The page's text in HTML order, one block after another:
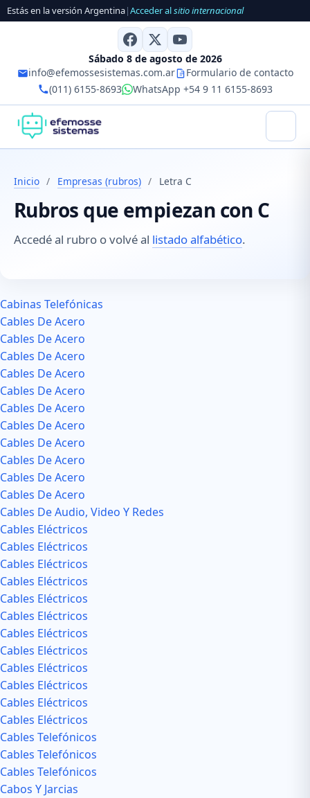
Estás en la versión Argentina|Acceder alsitio internacional
Sábado 8 de agosto de 2026
info@efemossesistemas.com.ar
Formulario de contacto
(011) 6155-8693
WhatsApp +54 9 11 6155-8693
Inicio / Empresas (rubros) / Letra C
Rubros que empiezan con C
Accedé al rubro o volvé al listado alfabético.
Cabinas Telefónicas
Cables De Acero
Cables De Acero
Cables De Acero
Cables De Acero
Cables De Acero
Cables De Acero
Cables De Acero
Cables De Acero
Cables De Acero
Cables De Acero
Cables De Acero
Cables De Audio, Video Y Redes
Cables Eléctricos
Cables Eléctricos
Cables Eléctricos
Cables Eléctricos
Cables Eléctricos
Cables Eléctricos
Cables Eléctricos
Cables Eléctricos
Cables Eléctricos
Cables Eléctricos
Cables Eléctricos
Cables Eléctricos
Cables Telefónicos
Cables Telefónicos
Cables Telefónicos
Cabos Y Jarcias